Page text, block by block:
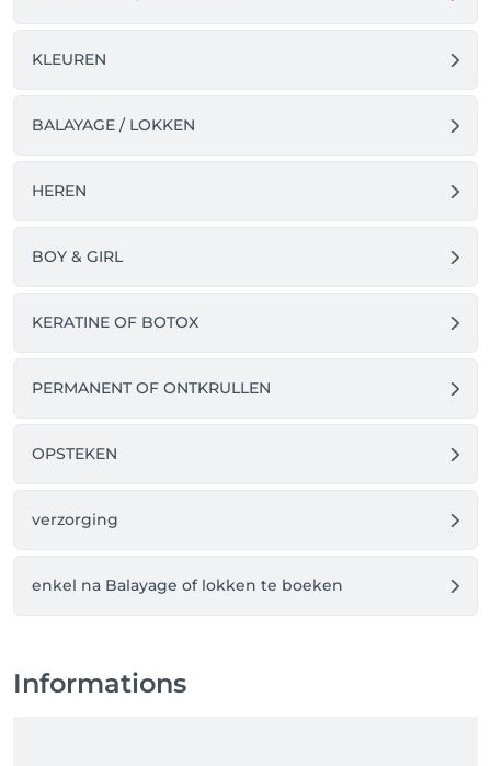
KLEUREN
BALAYAGE / LOKKEN
HEREN
BOY & GIRL
KERATINE OF BOTOX
PERMANENT OF ONTKRULLEN
OPSTEKEN
verzorging
enkel na Balayage of lokken te boeken
Informations